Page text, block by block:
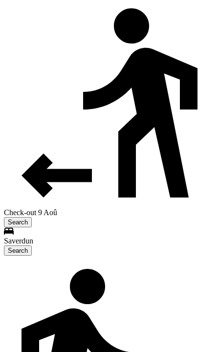
Check-out 9 Aoû
Search
Saverdun
Search